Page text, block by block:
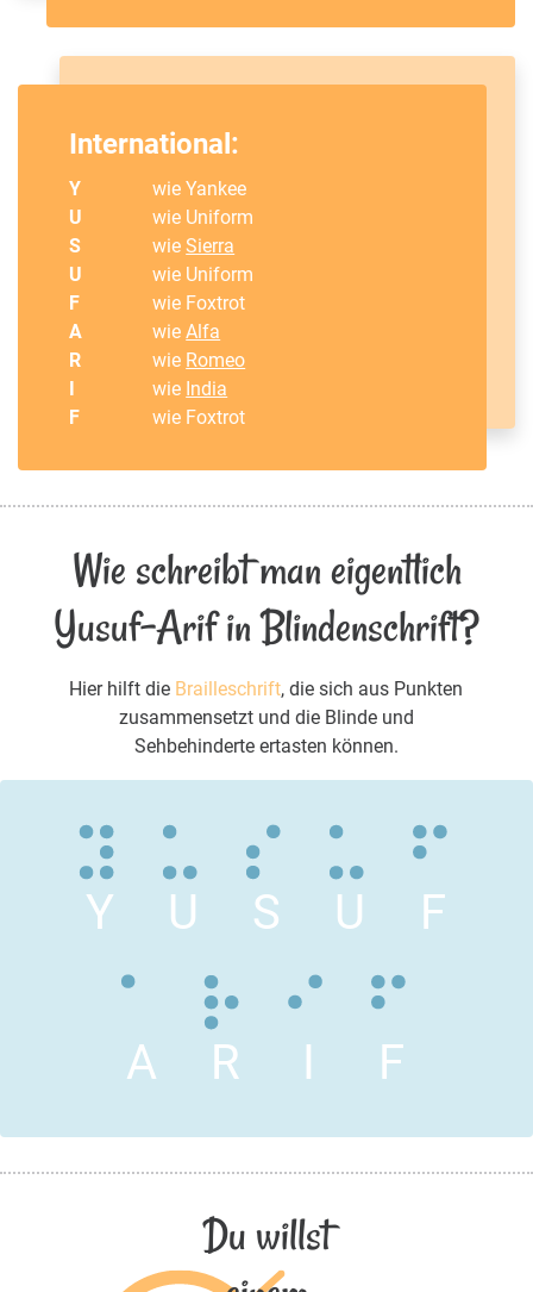
International:
Y
wie Yankee
U
wie Uniform
S
wieSierra
U
wie Uniform
F
wie Foxtrot
A
wieAlfa
R
wie Romeo
wie India
F
wie Foxtrot
Wie schreibt man eigentlich
Yusuf-Arif in Blindenschrift?
Hier hilft die Brailleschrift, die sich aus Punkten
zusammensetzt und die Blinde und
Sehbehinderte ertasten können.
Y U S U F
A R I F
Du willst